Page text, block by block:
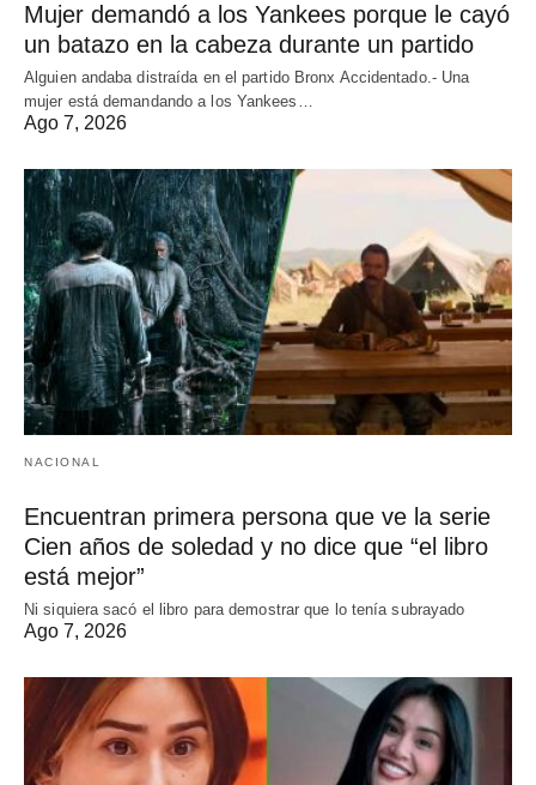
Mujer demandó a los Yankees porque le cayó
un batazo en la cabeza durante un partido
Alguien andaba distraída en el partido Bronx Accidentado.- Una
mujer está demandando a los Yankees…
Ago 7, 2026
NACIONAL
Encuentran primera persona que ve la serie
Cien años de soledad y no dice que “el libro
está mejor”
Ni siquiera sacó el libro para demostrar que lo tenía subrayado
Ago 7, 2026